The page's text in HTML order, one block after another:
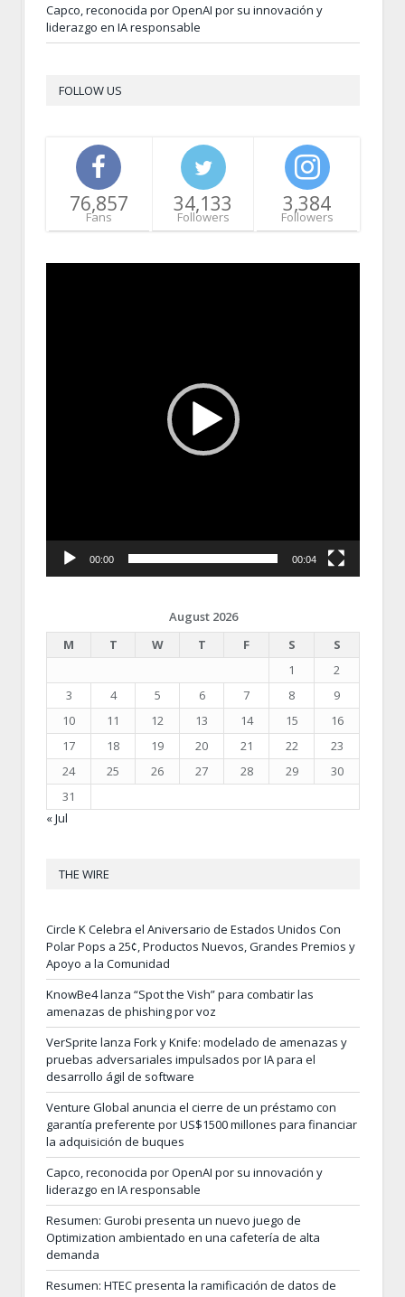
Capco, reconocida por OpenAI por su innovación y
liderazgo en IA responsable
FOLLOW US
76,857
Fans
34,133
Followers
3,384
Followers
00:00 00:04
August 2026
M
T W T F S
S
1
2
3
4 5 6 7 8
9
10
11 12 13 14 15
16
17
18 19 20 21 22
23
24
25 26 27 28 29
30
31
« Jul
THE WIRE
Circle K Celebra el Aniversario de Estados Unidos Con
Polar Pops a 25¢, Productos Nuevos, Grandes Premios y
Apoyo a la Comunidad
KnowBe4 lanza “Spot the Vish” para combatir las
amenazas de phishing por voz
VerSprite lanza Fork y Knife: modelado de amenazas y
pruebas adversariales impulsados por IA para el
desarrollo ágil de software
Venture Global anuncia el cierre de un préstamo con
garantía preferente por US$1500 millones para financiar
la adquisición de buques
Capco, reconocida por OpenAI por su innovación y
liderazgo en IA responsable
Resumen: Gurobi presenta un nuevo juego de
Optimization ambientado en una cafetería de alta
demanda
Resumen: HTEC presenta la ramificación de datos de